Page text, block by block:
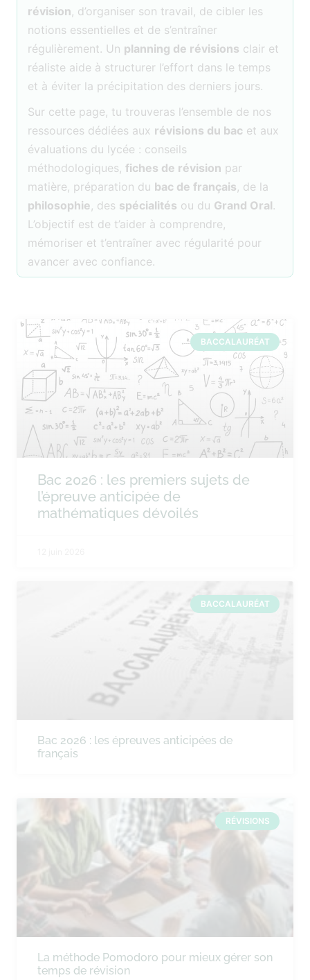
révision, d’organiser son travail, de cibler les
notions essentielles et de s’entraîner
régulièrement. Un planning de révisions clair et
réaliste aide à structurer l’effort dans le temps
et à éviter la précipitation des derniers jours.
Sur cette page, tu trouveras l’ensemble de nos
ressources dédiées aux révisions du bac et aux
évaluations du lycée : conseils
méthodologiques, fiches de révision par
matière, préparation du bac de français, de la
philosophie, des spécialités ou du Grand Oral.
L’objectif est de t’aider à comprendre,
mémoriser et t’entraîner avec régularité pour
avancer avec confiance.
BACCALAURÉAT
Bac 2026 : les premiers sujets de
l’épreuve anticipée de
mathématiques dévoilés
BACCALAURÉAT
Bac 2026 : les épreuves anticipées de
français
RÉVISIONS
La méthode Pomodoro pour mieux gérer son
temps de révision